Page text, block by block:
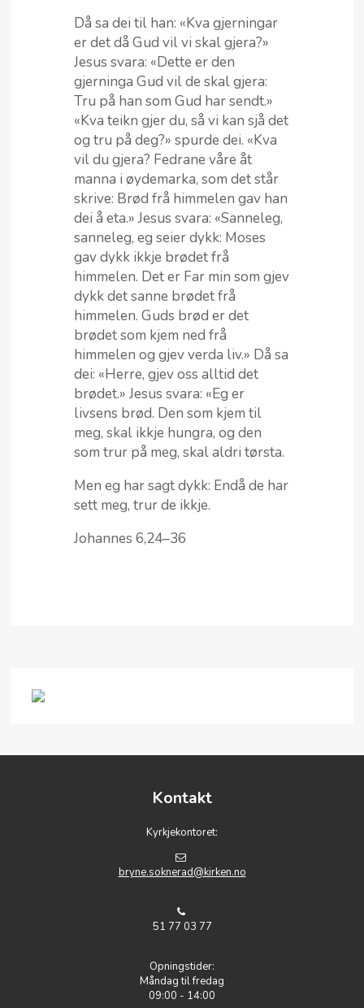
Då sa dei til han: «Kva gjerningar
er det då Gud vil vi skal gjera?»
Jesus svara: «Dette er den
gjerninga Gud vil de skal gjera:
Tru på han som Gud har sendt.»
«Kva teikn gjer du, så vi kan sjå det
og tru på deg?» spurde dei. «Kva
vil du gjera? Fedrane våre åt
manna i øydemarka, som det står
skrive: Brød frå himmelen gav han
dei å eta.» Jesus svara: «Sanneleg,
sanneleg, eg seier dykk: Moses
gav dykk ikkje brødet frå
himmelen. Det er Far min som gjev
dykk det sanne brødet frå
himmelen. Guds brød er det
brødet som kjem ned frå
himmelen og gjev verda liv.» Då sa
dei: «Herre, gjev oss alltid det
brødet.» Jesus svara: «Eg er
livsens brød. Den som kjem til
meg, skal ikkje hungra, og den
som trur på meg, skal aldri tørsta.
Men eg har sagt dykk: Endå de har
sett meg, trur de ikkje.
Johannes 6,24–36
Kontakt
Kyrkjekontoret:
bryne.soknerad@kirken.no
51 77 03 77
Opningstider:
Måndag til fredag
09:00 - 14:00